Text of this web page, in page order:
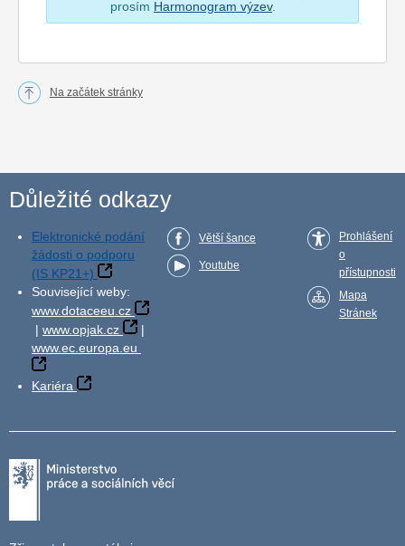
prosím Harmonogram výzev.
Na začátek stránky
Důležité odkazy
Elektronické podání
žádosti o podporu
(IS KP21+)
Související weby:
www.dotaceeu.cz
| www.opjak.cz
|
www.ec.europa.eu
Kariéra
Větší šance
Youtube
Prohlášení
o
přístupnosti
Mapa
Stránek